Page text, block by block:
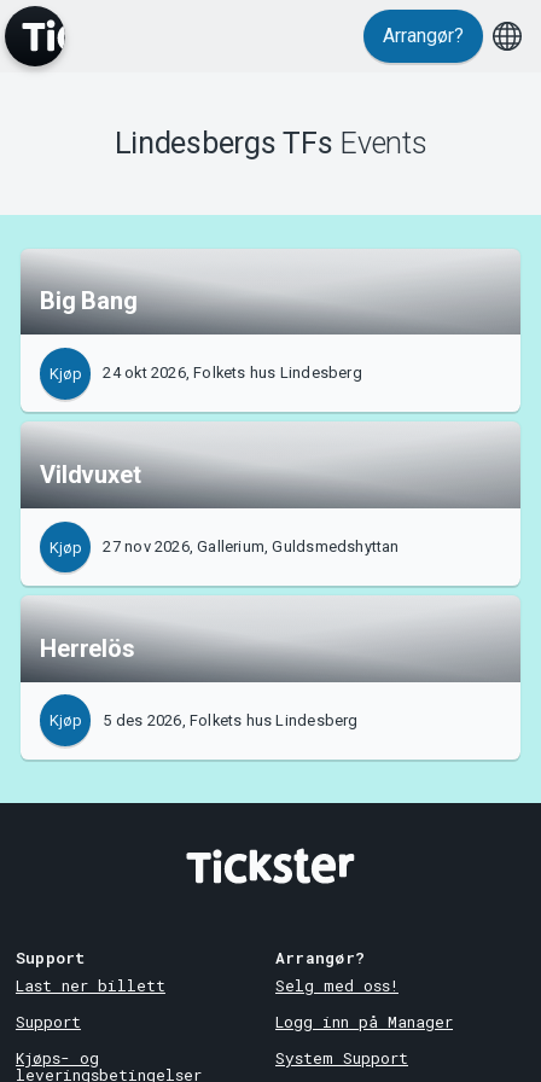
MyTickster
Support
Om Tickster
Arrangør?
Lindesbergs TFs Events
Big Bang
Kjøp 24 okt 2026, Folkets hus Lindesberg
Vildvuxet
Kjøp 27 nov 2026, Gallerium, Guldsmedshyttan
Herrelös
Kjøp 5 des 2026, Folkets hus Lindesberg
Support
Last ner billett
Support
Kjøps- og
leveringsbetingelser
Arrangør?
Selg med oss!
Logg inn på Manager
System Support